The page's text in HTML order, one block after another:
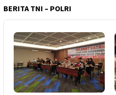
BERITA TNI – POLRI